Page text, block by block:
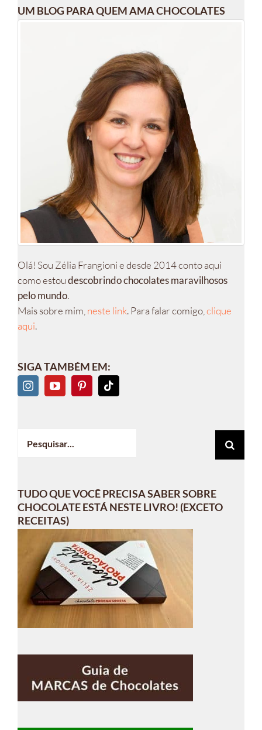
UM BLOG PARA QUEM AMA CHOCOLATES
Olá! Sou Zélia Frangioni e desde 2014 conto aqui
como estoudescobrindo chocolates maravilhosos
pelo mundo.
Mais sobre mim,neste link. Para falar comigo,clique
aqui.
SIGA TAMBÉM EM:
resultados
TUDO QUE VOCÊ PRECISA SABER SOBRE
CHOCOLATE ESTÁ NESTE LIVRO! (EXCETO
RECEITAS)